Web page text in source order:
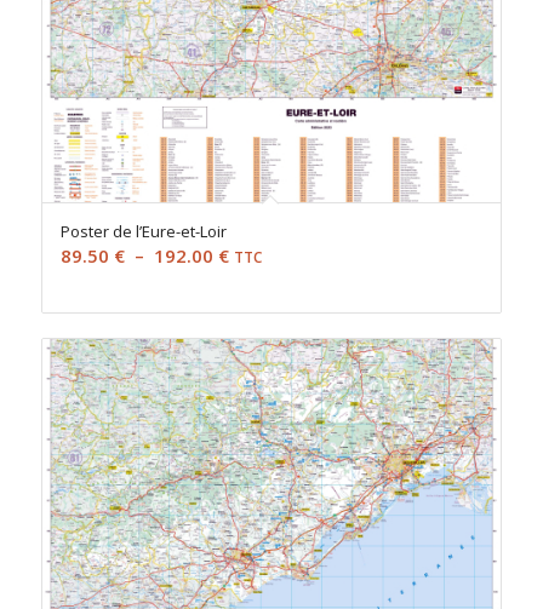
Poster de l’Eure-et-Loir
89.50 € – 192.00 €Plage
prix :
89.50 €
à
192.00 €
TTC